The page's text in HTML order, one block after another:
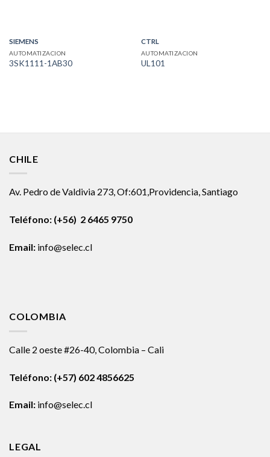
SIEMENS
AUTOMATIZACION
3SK1111-1AB30
CTRL
AUTOMATIZACION
UL101
CHILE
Av. Pedro de Valdivia 273, Of:601,Providencia, Santiago
Teléfono: (+56) 2 6465 9750
Email: info@selec.cl
COLOMBIA
Calle 2 oeste #26-40, Colombia – Cali
Teléfono: (+57) 602 4856625
Email: info@selec.cl
LEGAL